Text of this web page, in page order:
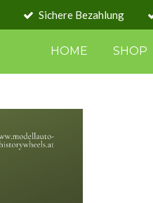
Sichere Bezahlung
HOME SHOP